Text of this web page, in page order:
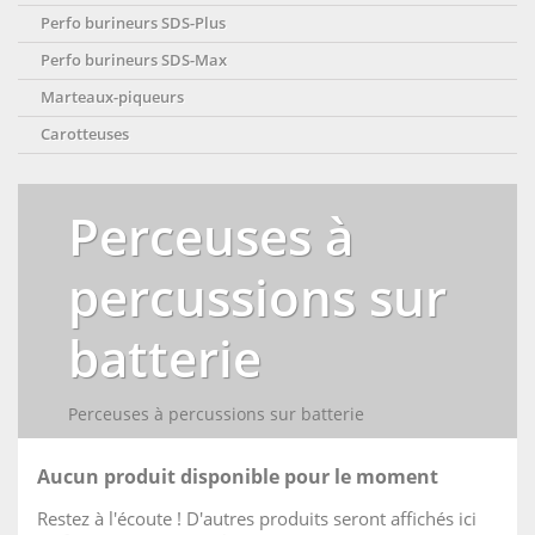
Perfo burineurs SDS-Plus
Perfo burineurs SDS-Max
Marteaux-piqueurs
Carotteuses
Perceuses à
percussions sur
batterie
Perceuses à percussions sur batterie
Aucun produit disponible pour le moment
Restez à l'écoute ! D'autres produits seront affichés ici